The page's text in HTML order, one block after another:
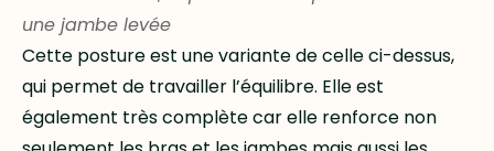
une jambe levée
Cette posture est une variante de celle ci-dessus,
qui permet de travailler l’équilibre. Elle est
également très complète car elle renforce non